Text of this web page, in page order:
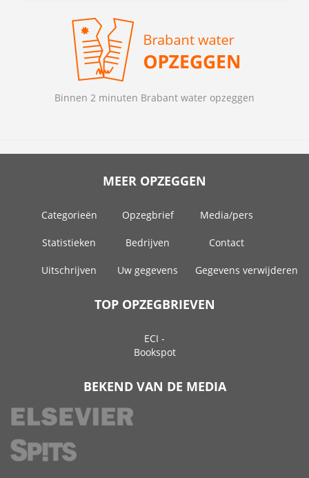
Binnen 2 minuten Brabant water opzeggen
MEER OPZEGGEN
Categorieën Opzegbrief Media/pers
Statistieken Bedrijven Contact
Uitschrijven Uw gegevens Gegevens verwijderen
TOP OPZEGBRIEVEN
ECI -
Bookspot
BEKEND VAN DE MEDIA